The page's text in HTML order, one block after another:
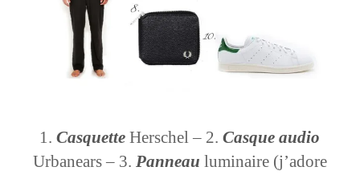
Casquette Herschel – 2.Casque audio
Urbanears – 3. Panneau luminaire (j’adore